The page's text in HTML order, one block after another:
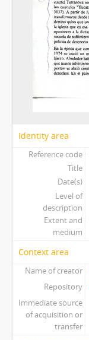
Identity area
Reference code
Title
Date(s)
Level of
description
Extent and
medium
Context area
Name of creator
Repository
Immediate source
of acquisition or
transfer